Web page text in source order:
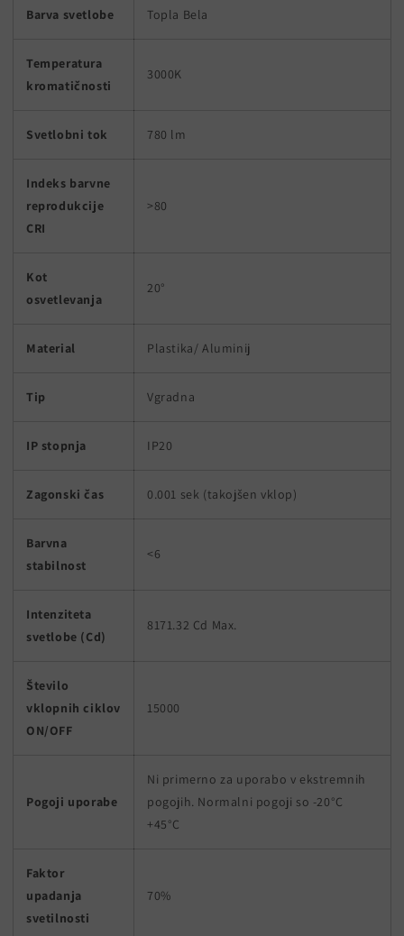
Barva svetlobe Topla Bela
Temperatura
kromatičnosti
3000K
Svetlobni tok 780 lm
Indeks barvne
reprodukcije
CRI
>80
Kot
osvetlevanja
20°
Material Plastika/ Aluminij
Tip Vgradna
IP stopnja IP20
Zagonski čas 0.001 sek (takojšen vklop)
Barvna
stabilnost
<6
Intenziteta
svetlobe (Cd)
8171.32 Cd Max.
Število
vklopnih ciklov
ON/OFF
15000
Pogoji uporabe
Ni primerno za uporabo v ekstremnih
pogojih. Normalni pogoji so -20°C
+45°C
Faktor
upadanja
svetilnosti
70%